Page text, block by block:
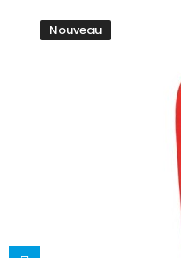
Nouveau